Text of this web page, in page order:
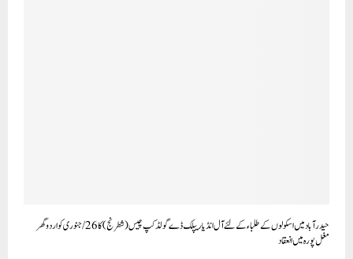
حیدرآباد میں اسکو لوں کے طلباء کے لئے آل انڈیا ریپلک ڈے گولڈ کپ چیس (شطرنج) کا 26/ جنوری کواردو گھر
مغل پورہ میں انعقاد‎